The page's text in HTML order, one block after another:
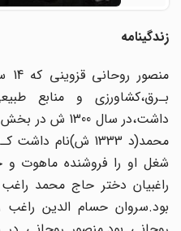
زندگینامه
منصور
محمد(د 1333 ش)نام
شغل او را فروشنده ماهوت و
راغبیان دختر حاج محمد‌ راغب
بود.سروان حسام الدین راغب